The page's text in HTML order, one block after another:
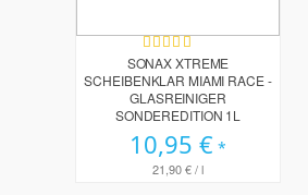
Bewertung:
100%
SONAX XTREME
SCHEIBENKLAR MIAMI RACE -
GLASREINIGER
SONDEREDITION 1L
10,95 €
21,90 €/ l